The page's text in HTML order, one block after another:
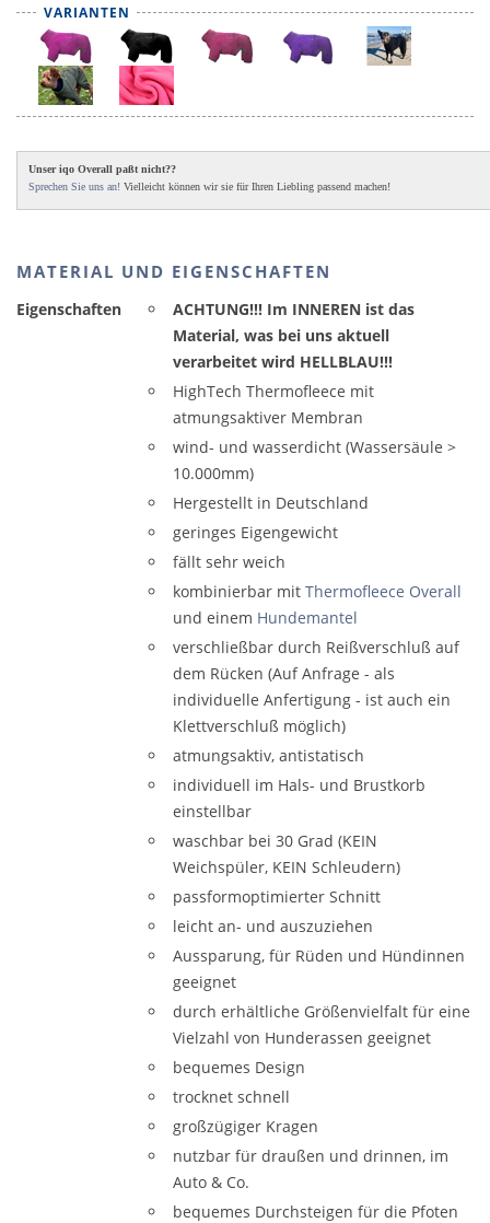
VARIANTEN
Unser iqo Overall paßt nicht??
Sprechen Sie uns an! Vielleicht können wir sie für Ihren Liebling passend machen!
MATERIAL UND EIGENSCHAFTEN
Eigenschaften
ACHTUNG!!! Im INNEREN ist das
Material, was bei uns aktuell
verarbeitet wird HELLBLAU!!!
HighTech Thermofleece mit
atmungsaktiver Membran
wind- und wasserdicht (Wassersäule >
10.000mm)
Hergestellt in Deutschland
geringes Eigengewicht
fällt sehr weich
kombinierbar mit Thermofleece Overall
und einem Hundemantel
verschließbar durch Reißverschluß auf
dem Rücken (Auf Anfrage - als
individuelle Anfertigung - ist auch ein
Klettverschluß möglich)
atmungsaktiv, antistatisch
individuell im Hals- und Brustkorb
einstellbar
waschbar bei 30 Grad (KEIN
Weichspüler, KEIN Schleudern)
passformoptimierter Schnitt
leicht an- und auszuziehen
Aussparung, für Rüden und Hündinnen
geeignet
durch erhältliche Größenvielfalt für eine
Vielzahl von Hunderassen geeignet
bequemes Design
trocknet schnell
großzügiger Kragen
nutzbar für draußen und drinnen, im
Auto & Co.
bequemes Durchsteigen für die Pfoten